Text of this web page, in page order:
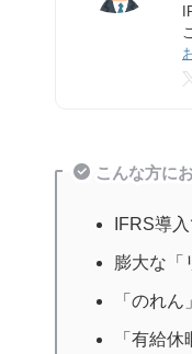
こんな方に
IFRS導
膨大な「
「のれ
「有給